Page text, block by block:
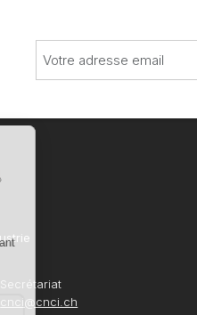
Secrétariat
cnci@cnci.ch